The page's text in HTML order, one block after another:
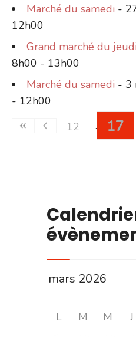
Marché du samedi -
12h00
Grand marché du jeudi
8h00 - 13h00
Marché du samedi - 3
- 12h00
12
17
L M M J